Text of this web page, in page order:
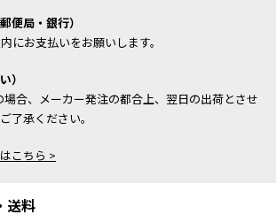
便局・銀行）
にお支払いをお願いします。
）
合、メーカー発注の都合上、翌日の出荷とさせ
了承ください。
こちら >
送料